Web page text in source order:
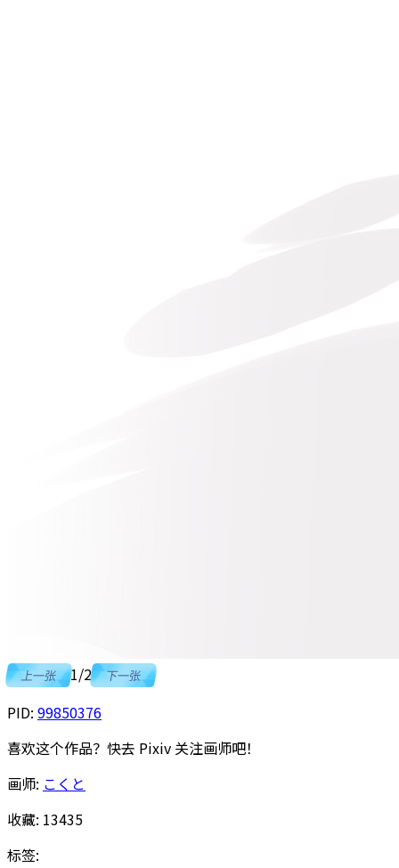
上一张 1/2 下一张
PID: 99850376
喜欢这个作品？快去 Pixiv 关注画师吧！
画师: こくと
收藏: 13435
标签: